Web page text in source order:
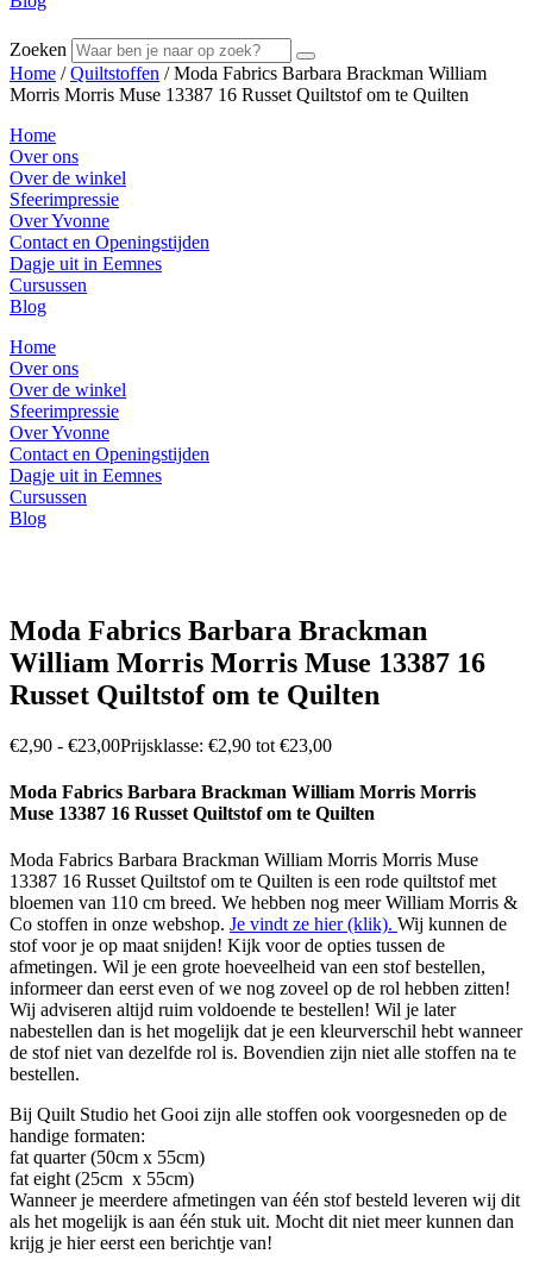
Zoeken
Home /Quiltstoffen / Moda Fabrics Barbara Brackman William
Morris Morris Muse 13387 16 Russet Quiltstof om te Quilten
Home
Over ons
Over de winkel
Sfeerimpressie
Over Yvonne
Contact en Openingstijden
Dagje uit in Eemnes
Cursussen
Blog
Home
Over ons
Over de winkel
Sfeerimpressie
Over Yvonne
Contact en Openingstijden
Dagje uit in Eemnes
Cursussen
Blog
Moda Fabrics Barbara Brackman
William Morris Morris Muse 13387 16
Russet Quiltstof om te Quilten
€2,90 - €23,00Prijsklasse: €2,90 tot €23,00
Moda Fabrics Barbara Brackman William Morris Morris
Muse 13387 16 Russet Quiltstof om te Quilten
Moda Fabrics Barbara Brackman William Morris Morris Muse
13387 16 Russet Quiltstof om te Quilten is een rode quiltstof met
bloemen van 110 cm breed. We hebben nog meer William Morris &
Co stoffen in onze webshop. Je vindt ze hier (klik). Wij kunnen de
stof voor je op maat snijden! Kijk voor de opties tussen de
afmetingen. Wil je een grote hoeveelheid van een stof bestellen,
informeer dan eerst even of we nog zoveel op de rol hebben zitten!
Wij adviseren altijd ruim voldoende te bestellen! Wil je later
nabestellen dan is het mogelijk dat je een kleurverschil hebt wanneer
de stof niet van dezelfde rol is. Bovendien zijn niet alle stoffen na te
bestellen.
Bij Quilt Studio het Gooi zijn alle stoffen ook voorgesneden op de
handige formaten:
fat quarter (50cm x 55cm)
fat eight (25cm x 55cm)
Wanneer je meerdere afmetingen van één stof besteld leveren wij dit
als het mogelijk is aan één stuk uit. Mocht dit niet meer kunnen dan
krijg je hier eerst een berichtje van!